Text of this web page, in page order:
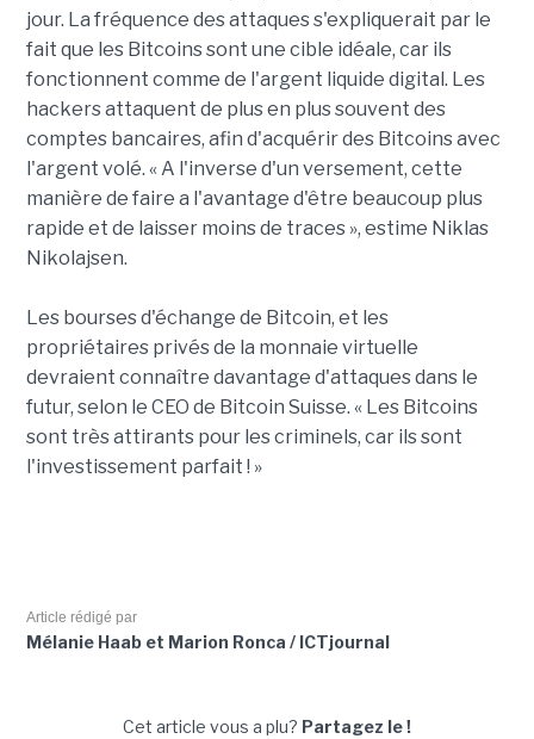
jour. La fréquence des attaques s'expliquerait par le
fait que les Bitcoins sont une cible idéale, car ils
fonctionnent comme de l'argent liquide digital. Les
hackers attaquent de plus en plus souvent des
comptes bancaires, afin d'acquérir des Bitcoins avec
l'argent volé. « A l'inverse d'un versement, cette
manière de faire a l'avantage d'être beaucoup plus
rapide et de laisser moins de traces », estime Niklas
Nikolajsen.
Les bourses d'échange de Bitcoin, et les
propriétaires privés de la monnaie virtuelle
devraient connaître davantage d'attaques dans le
futur, selon le CEO de Bitcoin Suisse. « Les Bitcoins
sont très attirants pour les criminels, car ils sont
l'investissement parfait ! »
Article rédigé par
Mélanie Haab et Marion Ronca / ICTjournal
Cet article vous a plu? Partagez le !